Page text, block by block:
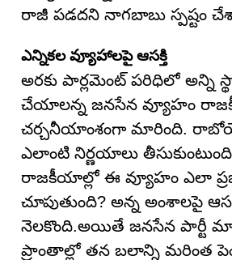
రాజీ పడదని నాగబాబు స్పష్టం
ఎన్నికల వ్యూహాలపై ఆసక్తి
అరకు పార్లమెంట్ పరిధిలో అన్ని
చేయాలన్న జనసేన వ్యూహం
చర్చనీయాంశంగా మారింది. రాబోయే
ఎలాంటి నిర్ణయాలు
రాజకీయాల్లో ఈ వ్యూహం ఎలా
చూపుతుంది? అన్న అంశాలపై
నెలకొంది.అయితే జనసేన పార్టీ
ప్రాంతాల్లో తన బలాన్ని మరింత